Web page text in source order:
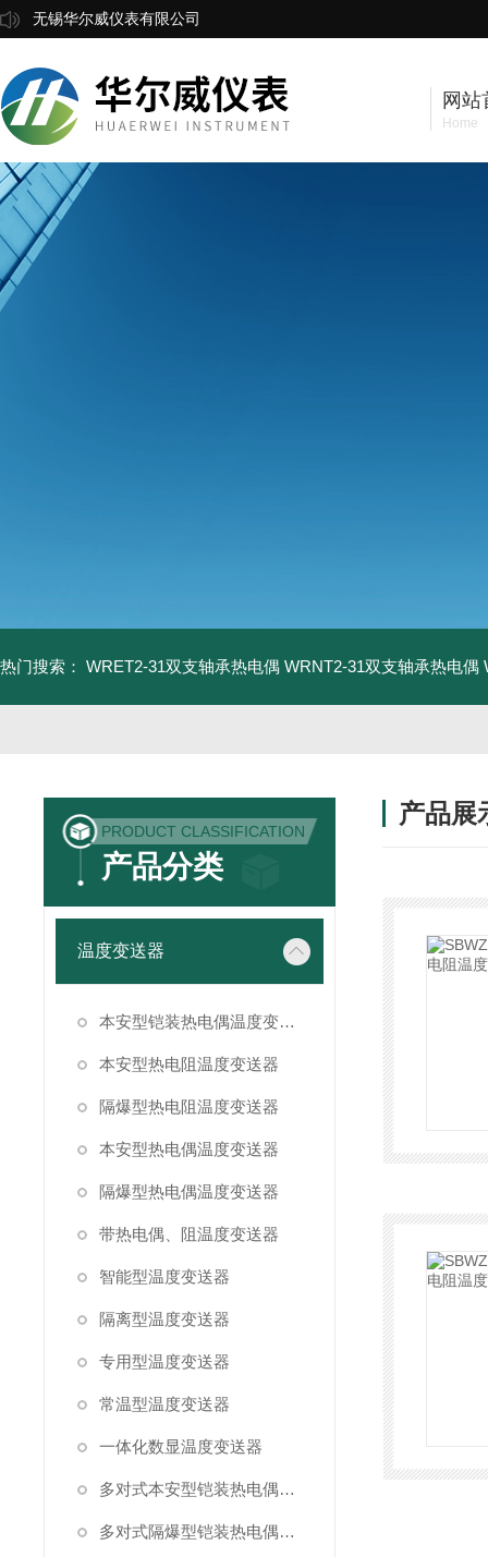
无锡华尔威仪表有限公司
网站
Home
热门搜索： WRET2-31双支轴承热电偶 WRNT2-31双支轴承热电偶
PRODUCT CLASSIFICATION
产品分类
温度变送器
本安型铠装热电偶温度变送器
本安型热电阻温度变送器
隔爆型热电阻温度变送器
本安型热电偶温度变送器
隔爆型热电偶温度变送器
带热电偶、阻温度变送器
智能型温度变送器
隔离型温度变送器
专用型温度变送器
常温型温度变送器
一体化数显温度变送器
多对式本安型铠装热电偶温度变送器
多对式隔爆型铠装热电偶温度变送器
产品展